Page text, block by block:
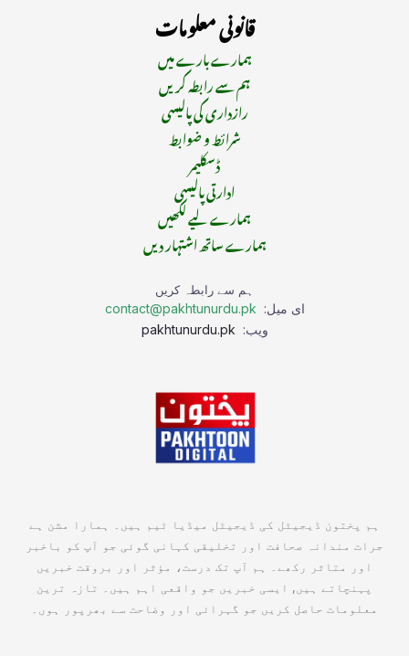
قانونی معلومات
ہمارے بارے میں
ہم سے رابطہ کریں
رازداری کی پالیسی
شرائط و ضوابط
ڈسکلیمر
ادارتی پالیسی
ہمارے لیے لکھیں
ہمارے ساتھ اشتہار دیں
ہم سے رابطہ کریں
ای میل: contact@pakhtunurdu.pk
ویب:
ہم پختون ڈیجیٹل کی ڈیجیٹل میڈیا ٹیم ہیں۔ ہمارا مشن ہے
جرات مندانہ صحافت اور تخلیقی کہانی گوئی جو آپ کو باخبر
اور متاثر رکھے۔ ہم آپ تک درست، مؤثر اور بروقت خبریں
پہنچاتے ہیں, ایسی خبریں جو واقعی اہم ہیں۔ تازہ ترین
معلومات حاصل کریں جو گہرائی اور وضاحت سے بھرپور ہوں۔